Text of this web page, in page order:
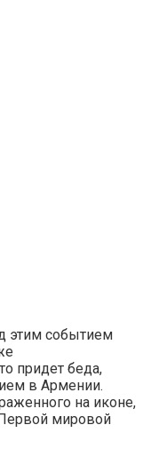
этим событием
придет беда,
в Армении.
на иконе,
мировой